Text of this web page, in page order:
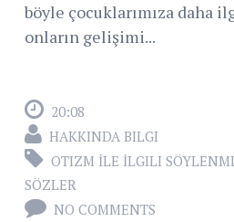
böyle çocuklarımıza daha
onların gelişimi...
20:08
HAKKINDA BILGI
OTIZM İLE İLGILI
SÖZLER
NO COMMENTS